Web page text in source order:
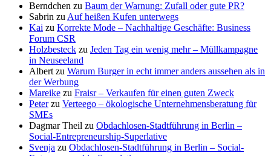
Berndchen zu Baum der Warnung: Zufall oder gute PR?
Sabrin zu Auf heißen Kufen unterwegs
Kai zu Korrekte Mode – Nachhaltige Geschäfte: Business
Forum CSR
Holzbesteck zu Jeden Tag ein wenig mehr – Müllkampagne
in Neuseeland
Albert zu Warum Burger in echt immer anders aussehen als in
der Werbung
Mareike zu Fraisr – Verkaufen für einen guten Zweck
Peterzu Verteego – ökologische Unternehmensberatung für
SMEs
Dagmar Theil zu Obdachlosen-Stadtführung in Berlin –
Social-Entrepreneurship-Superlative
Svenja zu Obdachlosen-Stadtführung in Berlin – Social-